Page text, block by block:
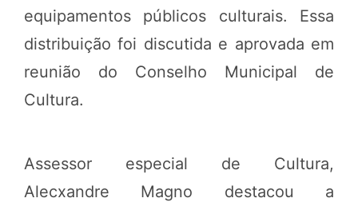
equipamentos públicos culturais. Essa
distribuição foi discutida e aprovada em
reunião do Conselho Municipal de
Cultura.
Assessor especial de Cultura,
Alecxandre Magno destacou a